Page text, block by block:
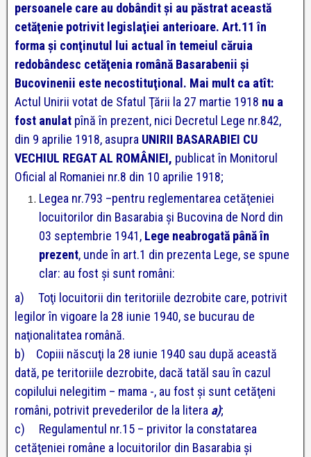
persoanele care au dobândit şi au păstrat această
cetăţenie potrivit legislaţiei anterioare. Art.11 în
forma şi conţinutul lui actual în temeiul căruia
redobândesc cetăţenia română Basarabenii şi
Bucovinenii este necostituţional. Mai mult ca atît:
Actul Unirii votat de Sfatul Ţării la 27 martie 1918 nu a
fost anulat pînă în prezent, nici Decretul Lege nr.842,
din 9 aprilie 1918, asupra UNIRII BASARABIEI CU
VECHIUL REGAT AL ROMÂNIEI, publicat în Monitorul
Oficial al Romaniei nr.8 din 10 aprilie 1918;
Legea nr.793 –pentru reglementarea cetăţeniei
locuitorilor din Basarabia şi Bucovina de Nord din
03 septembrie 1941, Lege neabrogată până în
prezent, unde în art.1 din prezenta Lege, se spune
clar: au fost şi sunt români:
a) Toţi locuitorii din teritoriile dezrobite care, potrivit
legilor în vigoare la 28 iunie 1940, se bucurau de
naţionalitatea română.
b) Copiii născuţi la 28 iunie 1940 sau după această
dată, pe teritoriile dezrobite, dacă tatăl sau în cazul
copilului nelegitim – mama -, au fost şi sunt cetăţeni
români, potrivit prevederilor de la litera a);
c) Regulamentul nr.15 – privitor la constatarea
cetăţeniei române a locuitorilor din Basarabia şi